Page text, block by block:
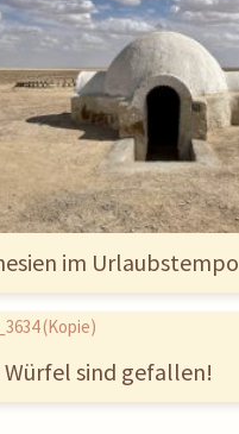
im Urlaubstempo
Würfel sind gefallen!